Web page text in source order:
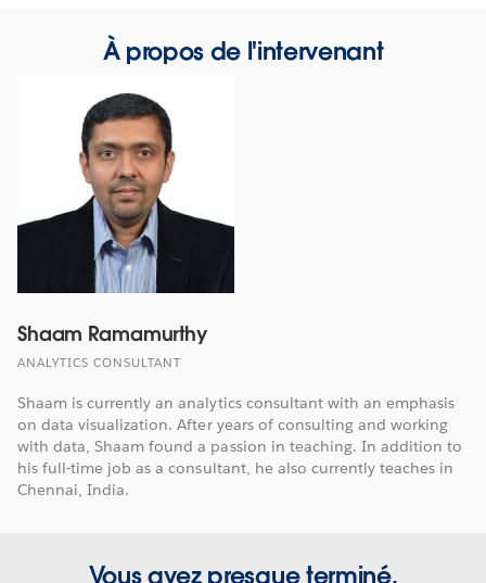
À propos de l'intervenant
Shaam Ramamurthy
ANALYTICS CONSULTANT
Shaam is currently an analytics consultant with an emphasis
on data visualization. After years of consulting and working
with data, Shaam found a passion in teaching. In addition to
his full-time job as a consultant, he also currently teaches in
Chennai, India.
Vous avez presque terminé.